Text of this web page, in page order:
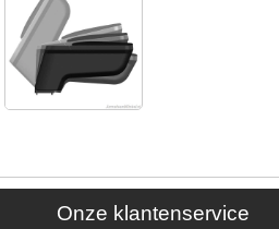
Onze klantenservice